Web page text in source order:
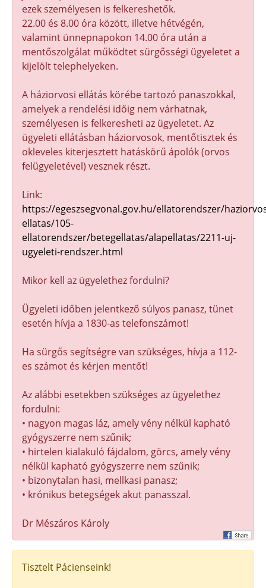
ezek személyesen is felkereshetők.
22.00 és 8.00 óra között, illetve hétvégén,
valamint ünnepnapokon 14.00 óra után a
mentőszolgálat működtet sürgősségi ügyeletet a
kijelölt telephelyeken.
A háziorvosi ellátás körébe tartozó panaszokkal,
amelyek a rendelési időig nem várhatnak,
személyesen is felkeresheti az ügyeletet. Az
ügyeleti ellátásban háziorvosok, mentőtisztek és
okleveles kiterjesztett hatáskörű ápolók (orvos
felügyeletével) vesznek részt.
Link:
https://egeszsegvonal.gov.hu/ellatorendszer/
ellatas/105-
ellatorendszer/betegellatas/alapellatas/2211-uj-
ugyeleti-rendszer.html
Mikor kell az ügyelethez fordulni?
Ügyeleti időben jelentkező súlyos panasz, tünet
esetén hívja a 1830-as telefonszámot!
Ha sürgős segítségre van szükséges, hívja a 112-
es számot és kérjen mentőt!
Az alábbi esetekben szükséges az ügyelethez
fordulni:
• nagyon magas láz, amely vény nélkül kapható
gyógyszerre nem szűnik;
• hirtelen kialakuló fájdalom, görcs, amely vény
nélkül kapható gyógyszerre nem szűnik;
• bizonytalan hasi, mellkasi panasz;
• krónikus betegségek akut panasszal.
Dr Mészáros Károly
Tisztelt Pácienseink!